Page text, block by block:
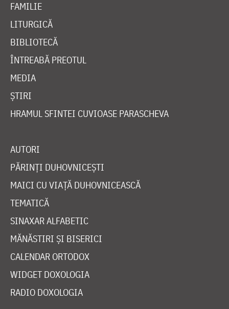
FAMILIE
LITURGICĂ
BIBLIOTECĂ
ÎNTREABĂ PREOTUL
MEDIA
ȘTIRI
HRAMUL SFINTEI CUVIOASE PARASCHEVA
AUTORI
PĂRINȚI DUHOVNICEȘTI
MAICI CU VIAȚĂ DUHOVNICEASCĂ
TEMATICĂ
SINAXAR ALFABETIC
MĂNĂSTIRI ȘI BISERICI
CALENDAR ORTODOX
WIDGET DOXOLOGIA
RADIO DOXOLOGIA